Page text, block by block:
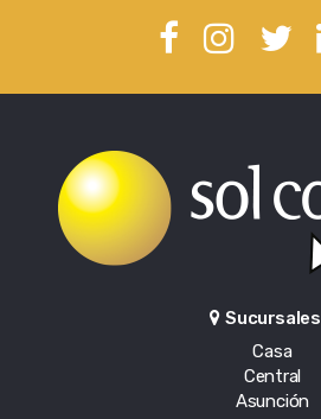
Sucursales
Casa
Central
Asunción